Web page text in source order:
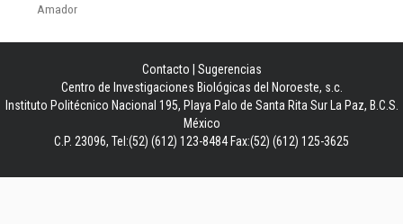
Amador
Contacto
Sugerencias
Centro de Investigaciones Biológicas del Noroeste, s.c.
Instituto Politécnico Nacional 195, Playa Palo de Santa Rita Sur La Paz, B.C.S.
México
C.P. 23096, Tel:(52) (612) 123-8484 Fax:(52) (612) 125-3625